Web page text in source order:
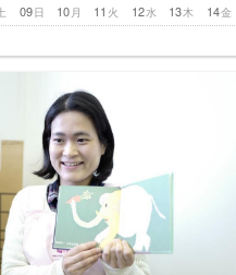
日
09 月
10 火
11 水
12 木
13 金
14